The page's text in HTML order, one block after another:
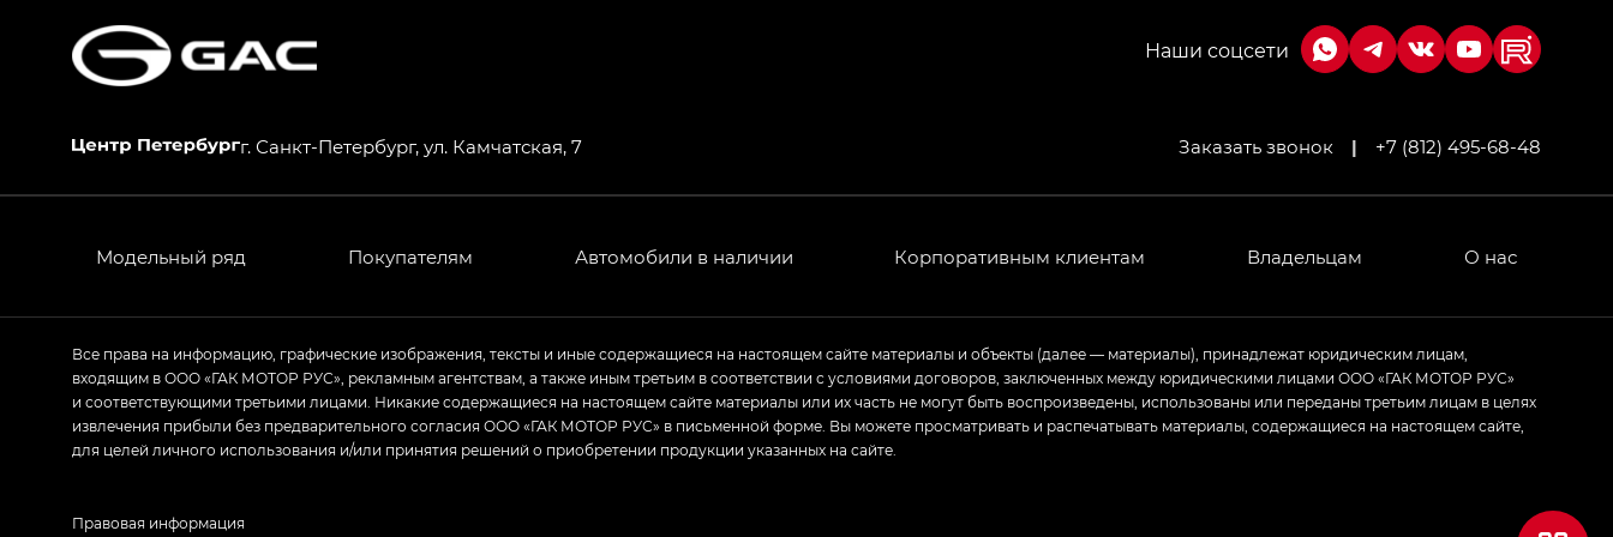
г. Санкт-Петербург, ул. Камчатская, 7 Заказать звонок | +7 (812) 495-68-48
Модельный ряд Покупателям Автомобили в наличии Корпоративным клиентам Владельцам О нас
Все права на информацию, графические изображения, тексты и иные содержащиеся на настоящем сайте материалы и объекты (далее — материалы), принадлежат юридическим лицам,
входящим в ООО «ГАК МОТОР РУС», рекламным агентствам, а также иным третьим в соответствии с условиями договоров, заключенных между юридическими лицами ООО «ГАК МОТОР РУС»
и соответствующими третьими лицами. Никакие содержащиеся на настоящем сайте материалы или их часть не могут быть воспроизведены, использованы или переданы третьим лицам в целях
извлечения прибыли без предварительного согласия ООО «ГАК МОТОР РУС» в письменной форме. Вы можете просматривать и распечатывать материалы, содержащиеся на настоящем сайте,
для целей личного использования и/или принятия решений о приобретении продукции указанных на сайте.
Правовая информация